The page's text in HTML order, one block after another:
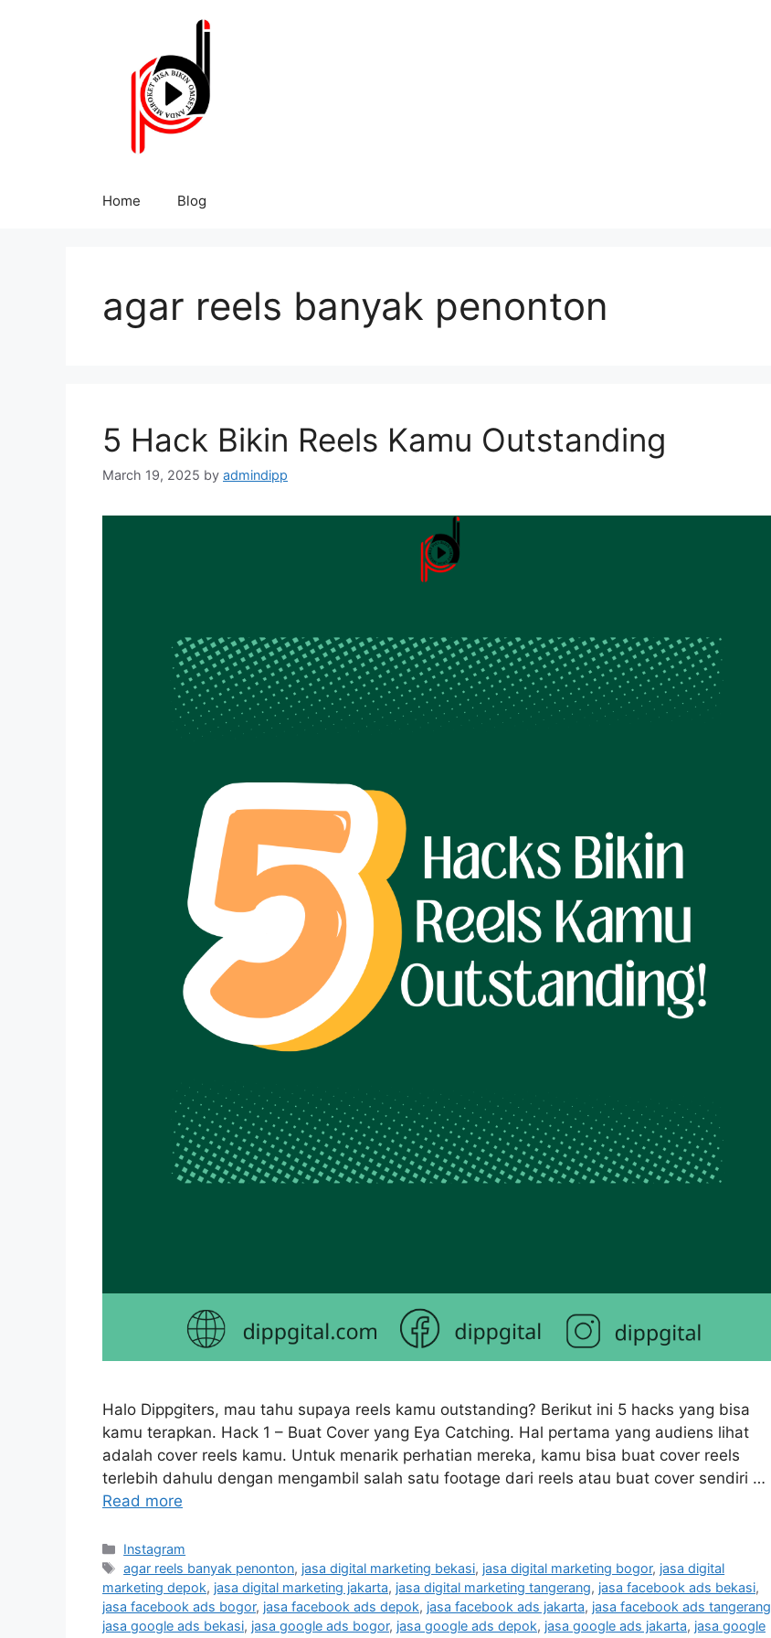
Home Blog
agar reels banyak penonton
5 Hack Bikin Reels Kamu Outstanding
March 19, 2025 by admindipp
Halo Dippgiters, mau tahu supaya reels kamu outstanding? Berikut ini 5 hacks yang bisa
kamu terapkan. Hack 1 – Buat Cover yang Eya Catching. Hal pertama yang audiens lihat
adalah cover reels kamu. Untuk menarik perhatian mereka, kamu bisa buat cover reels
terlebih dahulu dengan mengambil salah satu footage dari reels atau buat cover sendiri …
Read more
Instagram
agar reels banyak penonton, jasa digital marketing bekasi, jasa digital marketing bogor, jasa digital
marketing depok, jasa digital marketing jakarta, jasa digital marketing tangerang, jasa facebook ads bekasi,
jasa facebook ads bogor, jasa facebook ads depok, jasa facebook ads jakarta, jasa facebook ads tangerang
jasa google ads bekasi, jasa google ads bogor, jasa google ads depok, jasa google ads jakarta, jasa google